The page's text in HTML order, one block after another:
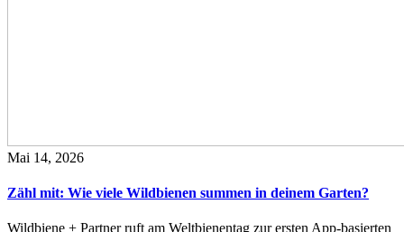
Mai 14, 2026
Zähl mit: Wie viele Wildbienen summen in deinem Garten?
Wildbiene + Partner ruft am Weltbienentag zur ersten App-basierten